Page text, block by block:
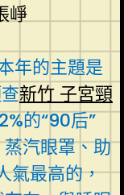
崢
年的主題是
新竹 子宮頸
的“90后”
汽眼罩、助
氣最高的，